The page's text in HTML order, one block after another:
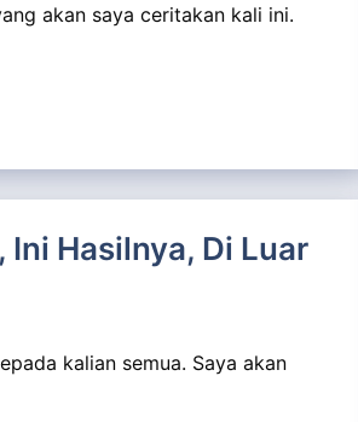
akan saya ceritakan kali ini.
Hasilnya, Di Luar
kalian semua. Saya akan